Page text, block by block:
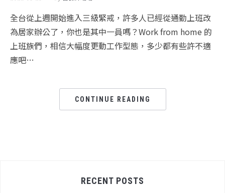
全台從上週開始進入三級緊戒，許多人已經從通勤上班改
為居家辦公了，你也是其中一員嗎？Work from home 的
上班族們，相信大幅度更動工作型態，多少都有些許不適
應吧…
CONTINUE READING
RECENT POSTS